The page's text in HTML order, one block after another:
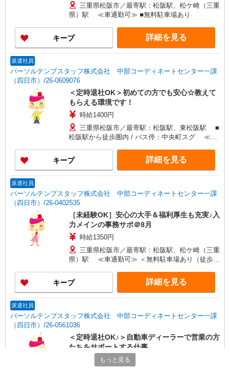
三重県松阪市／最寄駅：松阪駅、松ケ崎（三重
県）駅 ≪車通勤可≫ ■無料駐車場あり
キープ 詳細を見る
派遣社員
パーソルテンプスタッフ株式会社 中部コーディネートセンター一課
（四日市）/26-0609076
＜定時退社OK＞初めての方でも安心☆教えて
もらえる環境です！
時給1400円
三重県松阪市／最寄駅：松阪駅、東松阪駅 ■
松阪駅から徒歩圏内 / バス停：中央町スグ ≪車
の手配をお願いします
キープ 詳細を見る
派遣社員
パーソルテンプスタッフ株式会社 中部コーディネートセンター一課
（四日市）/26-0402535
［未経験OK］安心の大手＆福利厚生も充実♪入
力メインの事務サポ＠8月
時給1350円
三重県松阪市／最寄駅：松阪駅、松ケ崎（三重
県）駅 ≪車通勤可≫ ＜無料駐車場あり（徒歩3
キープ 詳細を見る
派遣社員
パーソルテンプスタッフ株式会社 中部コーディネートセンター一課
（四日市）/26-0561036
＜定時退社OK♪＞自動車ディーラーで営業の方
たちをサポートする仕事
時給1400円もっと見る